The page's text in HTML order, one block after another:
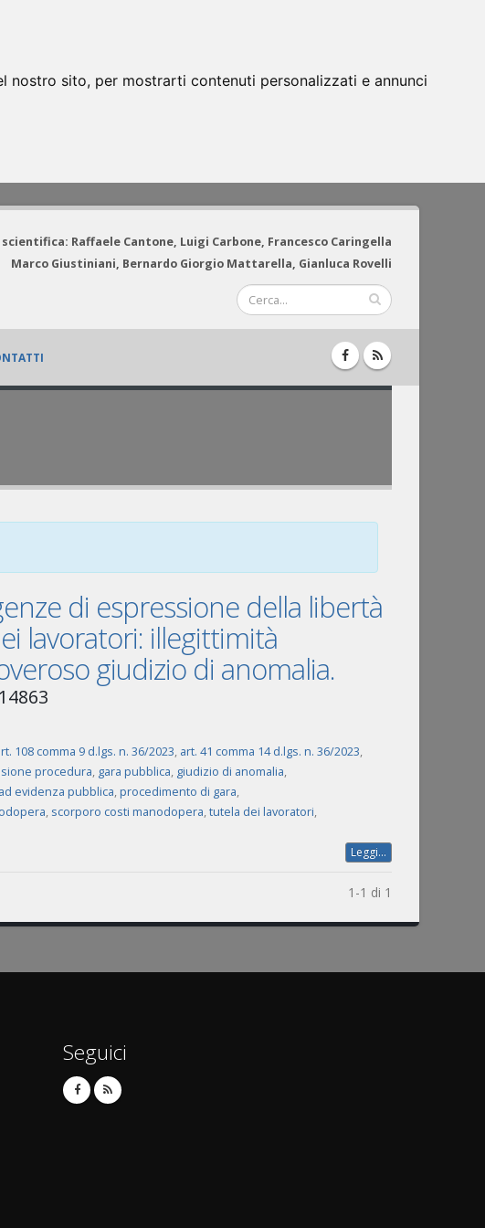
nostro sito, per mostrarti contenuti personalizzati e annunci
Raffaele Cantone, Luigi Carbone, Francesco Caringella
Marco Giustiniani, Bernardo Giorgio Mattarella, Gianluca Rovelli
di espressione della libertà
lavoratori: illegittimità
giudizio di anomalia.
108 comma 9 d.lgs. n. 36/2023, art. 41 comma 14 d.lgs. n. 36/2023,
procedura, gara pubblica, giudizio di anomalia,
evidenza pubblica,procedimento di gara,
, scorporo costi manodopera,tutela dei lavoratori,
Leggi...
1-1 di 1
Seguici